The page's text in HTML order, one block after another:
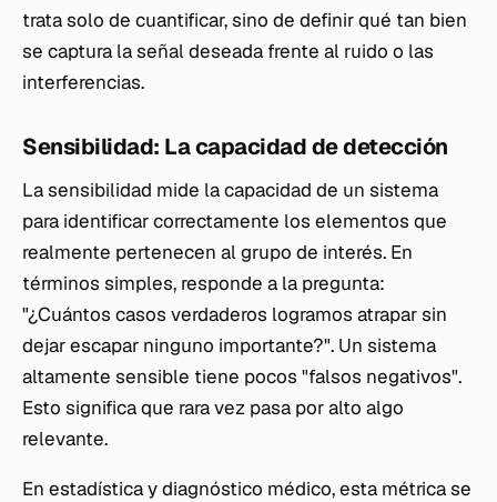
trata solo de cuantificar, sino de definir qué tan bien
se captura la señal deseada frente al ruido o las
interferencias.
Sensibilidad: La capacidad de detección
La sensibilidad mide la capacidad de un sistema
para identificar correctamente los elementos que
realmente pertenecen al grupo de interés. En
términos simples, responde a la pregunta:
"¿Cuántos casos verdaderos logramos atrapar sin
dejar escapar ninguno importante?". Un sistema
altamente sensible tiene pocos "falsos negativos".
Esto significa que rara vez pasa por alto algo
relevante.
En estadística y diagnóstico médico, esta métrica se